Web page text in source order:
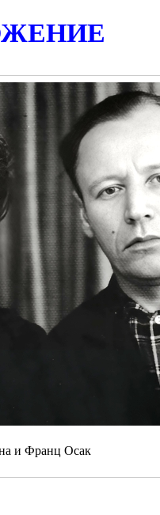
и Франц Осак